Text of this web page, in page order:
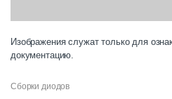
Изображения служат только для
документацию.
Сборки диодов